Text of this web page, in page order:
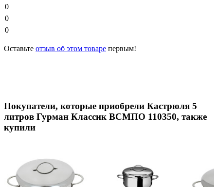
0
0
0
Оставьте отзыв об этом товаре первым!
Покупатели, которые приобрели Кастрюля 5
литров Гурман Классик ВСМПО 110350, также
купили